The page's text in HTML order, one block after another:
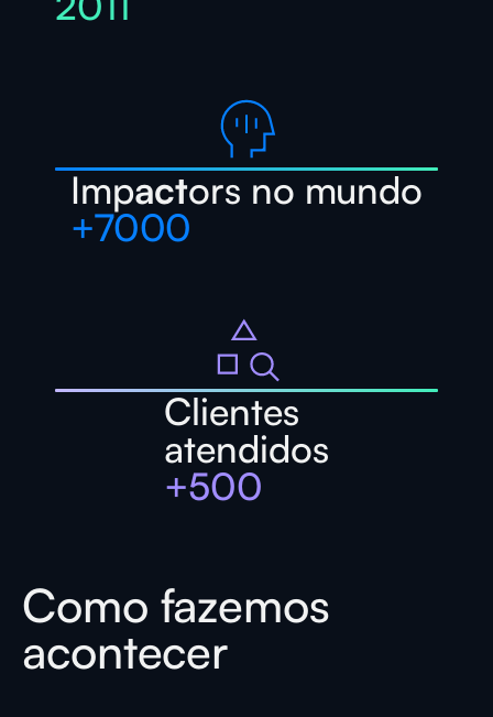
Impactors no mundo
+7000
Clientes
atendidos
+500
Como fazemos
acontecer